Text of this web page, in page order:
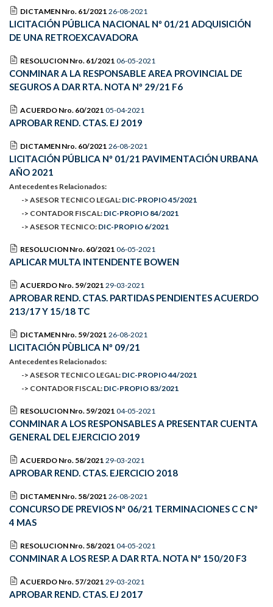
DICTAMEN Nro. 61/2021 26-08-2021
LICITACIÓN PÚBLICA NACIONAL Nº 01/21 ADQUISICIÓN
DE UNA RETROEXCAVADORA
RESOLUCION Nro. 61/2021 06-05-2021
CONMINAR A LA RESPONSABLE AREA PROVINCIAL DE
SEGUROS A DAR RTA. NOTA Nº 29/21 F6
ACUERDO Nro. 60/2021 05-04-2021
APROBAR REND. CTAS. EJ 2019
DICTAMEN Nro. 60/2021 26-08-2021
LICITACIÓN PÚBLICA Nº 01/21 PAVIMENTACIÓN URBANA
AÑO 2021
Antecedentes Relacionados:
-> ASESOR TECNICO LEGAL: DIC-PROPIO 45/2021
-> CONTADOR FISCAL: DIC-PROPIO 84/2021
-> ASESOR TECNICO: DIC-PROPIO 6/2021
RESOLUCION Nro. 60/2021 06-05-2021
APLICAR MULTA INTENDENTE BOWEN
ACUERDO Nro. 59/2021 29-03-2021
APROBAR REND. CTAS. PARTIDAS PENDIENTES ACUERDO
213/17 Y 15/18 TC
DICTAMEN Nro. 59/2021 26-08-2021
LICITACIÓN PÙBLICA Nº 09/21
Antecedentes Relacionados:
-> ASESOR TECNICO LEGAL: DIC-PROPIO 44/2021
-> CONTADOR FISCAL: DIC-PROPIO 83/2021
RESOLUCION Nro. 59/2021 04-05-2021
CONMINAR A LOS RESPONSABLES A PRESENTAR CUENTA
GENERAL DEL EJERCICIO 2019
ACUERDO Nro. 58/2021 29-03-2021
APROBAR REND. CTAS. EJERCICIO 2018
DICTAMEN Nro. 58/2021 26-08-2021
CONCURSO DE PREVIOS Nº 06/21 TERMINACIONES C C Nº
4 MAS
RESOLUCION Nro. 58/2021 04-05-2021
CONMINAR A LOS RESP. A DAR RTA. NOTA Nº 150/20 F3
ACUERDO Nro. 57/2021 29-03-2021
APROBAR REND. CTAS. EJ 2017